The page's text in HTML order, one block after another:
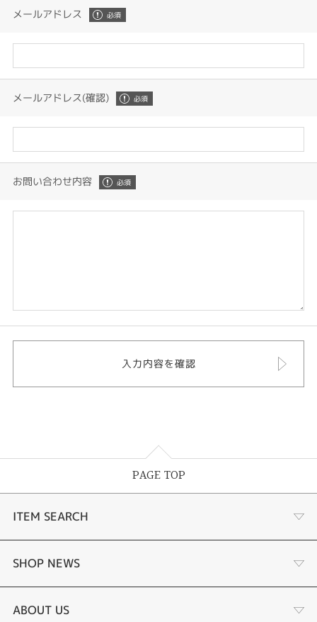
メールアドレス
メールアドレス(確認)
お問い合わせ内容
PAGE TOP
ITEM SEARCH
ナチュラルパール
サンゴパールネックレス
SHOP NEWS
二十歳のお祝いに
ABOUT US